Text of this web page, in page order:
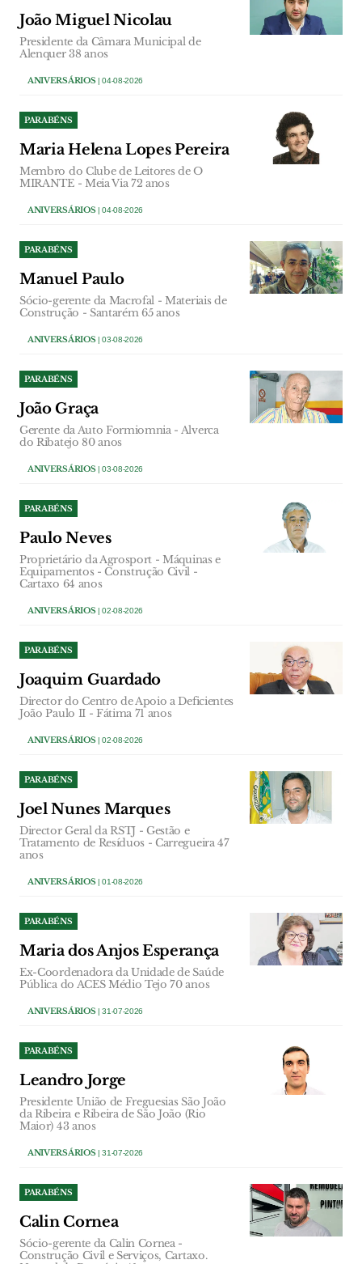
João Miguel Nicolau
Presidente da Câmara Municipal de
Alenquer 38 anos
ANIVERSÁRIOS| 04-08-2026
PARABÉNS
Maria Helena Lopes Pereira
Membro do Clube de Leitores de O
MIRANTE - Meia Via 72 anos
ANIVERSÁRIOS| 04-08-2026
PARABÉNS
Manuel Paulo
Sócio-gerente da Macrofal - Materiais de
Construção - Santarém 65 anos
ANIVERSÁRIOS| 03-08-2026
PARABÉNS
João Graça
Gerente da Auto Formiomnia - Alverca
do Ribatejo 80 anos
ANIVERSÁRIOS| 03-08-2026
PARABÉNS
Paulo Neves
Proprietário da Agrosport - Máquinas e
Equipamentos - Construção Civil -
Cartaxo 64 anos
ANIVERSÁRIOS| 02-08-2026
PARABÉNS
Joaquim Guardado
Director do Centro de Apoio a Deficientes
João Paulo II - Fátima 71 anos
ANIVERSÁRIOS| 02-08-2026
PARABÉNS
Joel Nunes Marques
Director Geral da RSTJ - Gestão e
Tratamento de Resíduos - Carregueira 47
anos
ANIVERSÁRIOS| 01-08-2026
PARABÉNS
Maria dos Anjos Esperança
Ex-Coordenadora da Unidade de Saúde
Pública do ACES Médio Tejo 70 anos
ANIVERSÁRIOS| 31-07-2026
PARABÉNS
Leandro Jorge
Presidente União de Freguesias São João
da Ribeira e Ribeira de São João (Rio
Maior) 43 anos
ANIVERSÁRIOS| 31-07-2026
PARABÉNS
Calin Cornea
Sócio-gerente da Calin Cornea -
Construção Civil e Serviços, Cartaxo.